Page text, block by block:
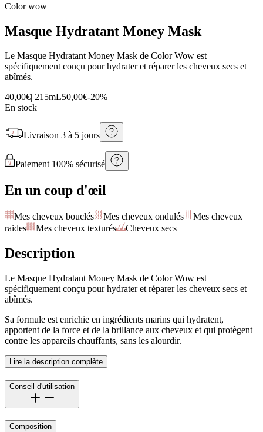
Color wow
Masque Hydratant Money Mask
Le Masque Hydratant Money Mask de Color Wow est
spécifiquement conçu pour hydrater et réparer les cheveux secs et
abîmés.
40,00€| 215mL50,00€-20%
En stock
Livraison 3 à 5 jours
Paiement 100% sécurisé
En un coup d'œil
Mes cheveux bouclés Mes cheveux ondulés
Mes cheveux
raides
Mes cheveux texturés Cheveux secs
Description
Le Masque Hydratant Money Mask de Color Wow est
spécifiquement conçu pour hydrater et réparer les cheveux secs et
abîmés.
Sa formule est enrichie en ingrédients marins qui hydratent,
apportent de la force et de la brillance aux cheveux et qui protègent
contre les appareils chauffants, sans les alourdir.
Lire la description complète
Conseil d'utilisation
Composition